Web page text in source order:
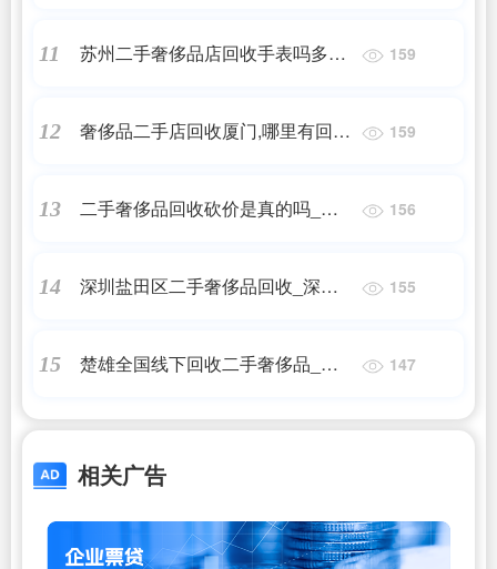
鬼?
11
苏州二手奢侈品店回收手表吗多少
二手卡地亚手表可以回收吗?
159
12
奢侈品二手店回收厦门,哪里有回收
159
13
二手奢侈品回收砍价是真的吗_名
可以卖多少?
156
14
深圳盐田区二手奢侈品回收_深圳
牌包包么
155
15
楚雄全国线下回收二手奢侈品_哪
147
相关广告